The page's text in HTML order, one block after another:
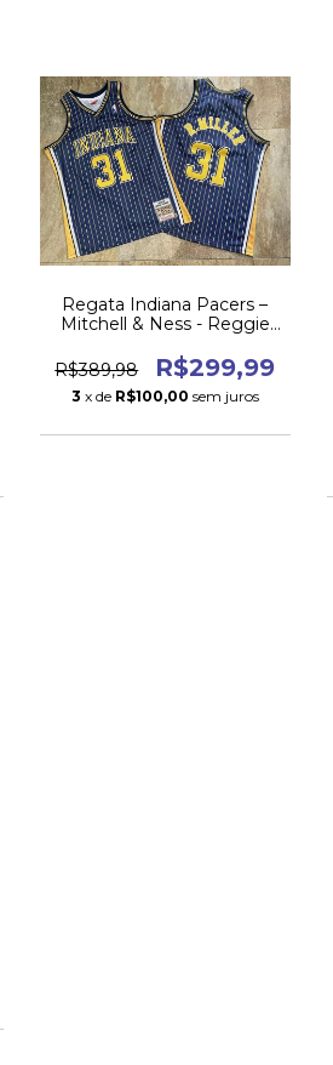
Regata Indiana Pacers –
Mitchell & Ness - Reggie
R$389,98
R$299,99
3 x de R$100,00 sem juros